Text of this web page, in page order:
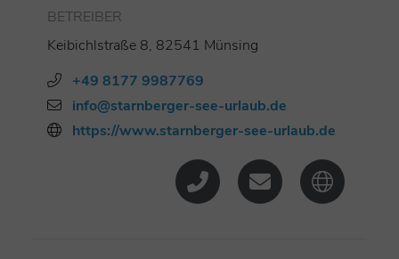
BETREIBER
Keibichlstraße 8, 82541 Münsing
+49 8177 9987769
info@starnberger-see-urlaub.de
https://www.starnberger-see-urlaub.de